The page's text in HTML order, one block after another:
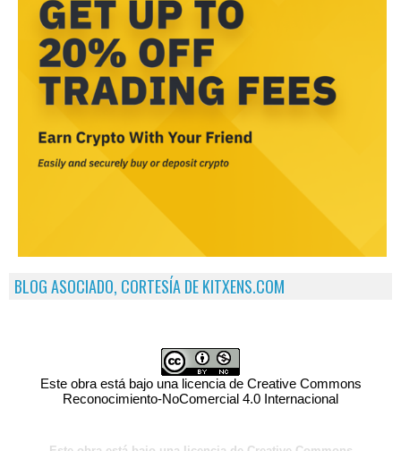
BLOG ASOCIADO, CORTESÍA DE KITXENS.COM
Este obra está bajo una licencia de Creative Commons
Reconocimiento-NoComercial 4.0 Internacional